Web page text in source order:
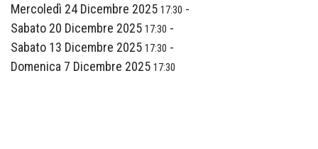
Mercoledì 24 Dicembre 2025 17:30 -
Sabato 20 Dicembre 2025 17:30 -
Sabato 13 Dicembre 2025 17:30 -
Domenica 7 Dicembre 2025 17:30